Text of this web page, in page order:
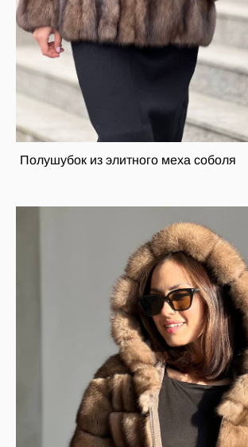
Полушубок из элитного меха соболя